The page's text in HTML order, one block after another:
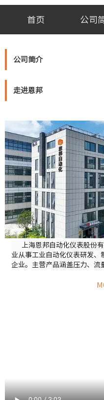
首页 公司
公司简介
走进恩邦
上海恩邦自动化仪表股份
业从事工业自动化仪表研发、
企业。主营产品涵盖压力、流
冶金、电力、食品、造纸、医